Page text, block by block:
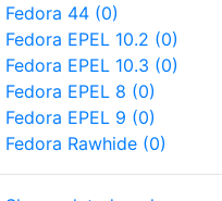
Fedora 44 (0)
Fedora EPEL 10.2 (0)
Fedora EPEL 10.3 (0)
Fedora EPEL 8 (0)
Fedora EPEL 9 (0)
Fedora Rawhide (0)